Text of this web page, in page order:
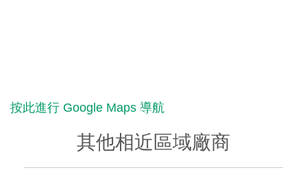
按此進行 Google Maps 導航
其他相近區域廠商